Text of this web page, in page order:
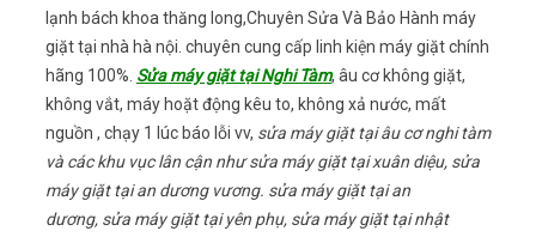
lạnh bách khoa thăng long,Chuyên Sửa Và Bảo Hành máy
giặt tại nhà hà nội. chuyên cung cấp linh kiện máy giặt chính
hãng 100%. Sửa máy giặt tại Nghi Tàm, âu cơ không giặt,
không vắt, máy hoặt động kêu to, không xả nước, mất
nguồn , chạy 1 lúc báo lỗi vv, sửa máy giặt tại âu cơ nghi tàm
và các khu vục lân cận như sửa máy giặt tại xuân diệu, sửa
máy giặt tại an dương vương. sửa máy giặt tại an
dương, sửa máy giặt tại yên phụ, sửa máy giặt tại nhật